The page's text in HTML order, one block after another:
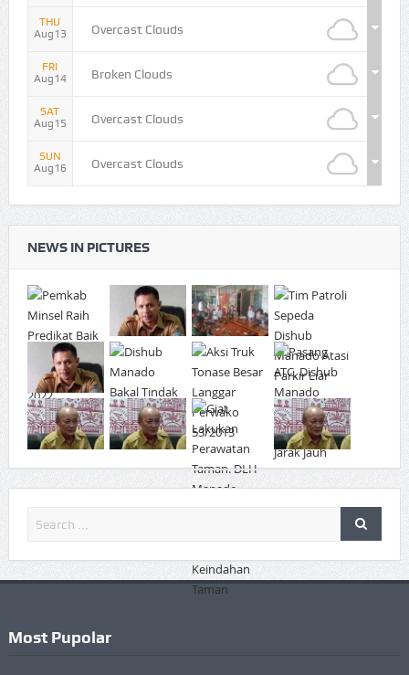
THU
Aug13
Overcast Clouds
FRI
Aug14
Broken Clouds
SAT
Aug15
Overcast Clouds
SUN
Aug16
Overcast Clouds
NEWS IN PICTURES
Most Pupolar